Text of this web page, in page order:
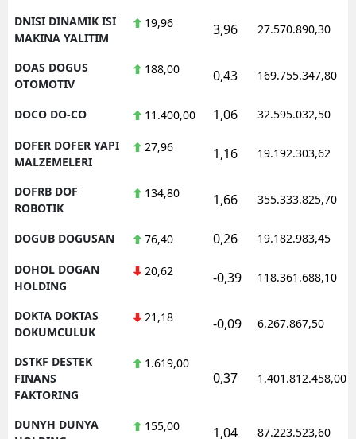
DNISI DINAMIK ISI
MAKINA YALITIM
19,96 3,96 27.570.890,30
DOAS DOGUS
OTOMOTIV
188,00 0,43 169.755.347,80
DOCO DO-CO 11.400,00 1,06 32.595.032,50
DOFER DOFER YAPI
MALZEMELERI
27,96 1,16 19.192.303,62
DOFRB DOF
ROBOTIK
134,80 1,66 355.333.825,70
DOGUB DOGUSAN 76,40 0,26 19.182.983,45
DOHOL DOGAN
HOLDING
20,62 -0,39 118.361.688,10
DOKTA DOKTAS
DOKUMCULUK
21,18 -0,09 6.267.867,50
DSTKF DESTEK
FINANS
FAKTORING
1.619,00
0,37 1.401.812.458,00
DUNYH DUNYA
155,00 1,04 87.223.523,60